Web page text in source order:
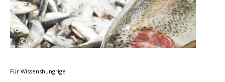
Für Wissenshungrige